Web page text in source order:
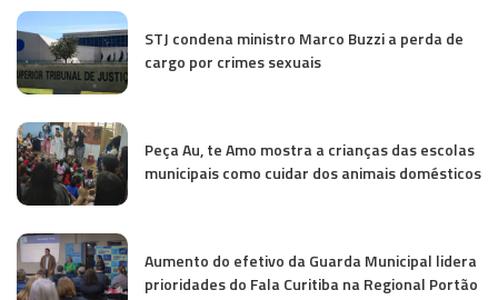
STJ condena ministro Marco Buzzi a perda de
cargo por crimes sexuais
Peça Au, te Amo mostra a crianças das escolas
municipais como cuidar dos animais domésticos
Aumento do efetivo da Guarda Municipal lidera
prioridades do Fala Curitiba na Regional Portão